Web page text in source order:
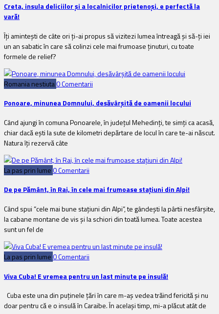
Creta, insula deliciilor și a localnicilor prietenoși, e perfectă la
vară!
Îți amintești de câte ori ți-ai propus să vizitezi lumea întreagă și să-ți iei
un an sabatic în care să colinzi cele mai frumoase ținuturi, cu toate
formele de relief?
Romania nestiuta0 Comentarii
Ponoare, minunea Domnului, desăvârșită de oamenii locului
Când ajungi în comuna Ponoarele, în județul Mehedinți, te simți ca acasă,
chiar dacă ești la sute de kilometri depărtare de locul în care te-ai născut.
Natura îți rezervă câte
La pas prin lume0 Comentarii
De pe Pământ, în Rai, în cele mai frumoase stațiuni din Alpi!
Când spui ”cele mai bune stațiuni din Alpi”, te gândești la pârtii nesfârșite,
la cabane montane de vis și la schiori din toată lumea. Toate acestea
sunt un fel de
La pas prin lume0 Comentarii
Viva Cuba! E vremea pentru un last minute pe insulă!
Cuba este una din puţinele ţări în care m-aş vedea trăind fericită şi nu
doar pentru că e o insulă în Caraibe. În acelaşi timp, mi-a plăcut atât de